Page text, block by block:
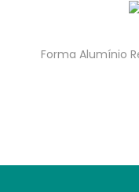
Forma Alumínio